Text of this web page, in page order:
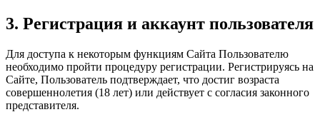
3. Регистрация и аккаунт пользователя
Для доступа к некоторым функциям Сайта Пользователю
необходимо пройти процедуру регистрации. Регистрируясь на
Сайте, Пользователь подтверждает, что достиг возраста
совершеннолетия (18 лет) или действует с согласия законного
представителя.